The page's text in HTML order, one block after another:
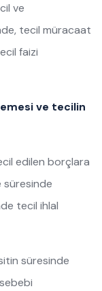
ve
tecil müracaat
faizi
ve tecilin
edilen borçlara
süresinde
tecil ihlal
süresinde